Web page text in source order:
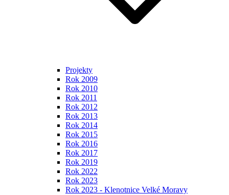
Projekty
Rok 2009
Rok 2010
Rok 2011
Rok 2012
Rok 2013
Rok 2014
Rok 2015
Rok 2016
Rok 2017
Rok 2019
Rok 2022
Rok 2023
Rok 2023 - Klenotnice Velké Moravy